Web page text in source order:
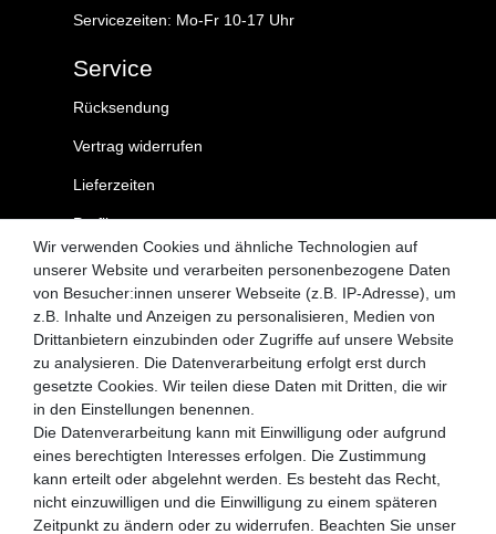
Servicezeiten: Mo-Fr 10-17 Uhr
Service
Rücksendung
Vertrag widerrufen
Lieferzeiten
Profil
Kontakt
MySchirm.de
AGB
Datenschutzerklärung
Widerrufsrecht
Zahlungsarten
Versandkosten
Wir verwenden Cookies und ähnliche Technologien auf
unserer Website und verarbeiten personenbezogene Daten
von Besucher:innen unserer Webseite (z.B. IP-Adresse), um
z.B. Inhalte und Anzeigen zu personalisieren, Medien von
Drittanbietern einzubinden oder Zugriffe auf unsere Website
zu analysieren. Die Datenverarbeitung erfolgt erst durch
gesetzte Cookies. Wir teilen diese Daten mit Dritten, die wir
in den Einstellungen benennen.
Die Datenverarbeitung kann mit Einwilligung oder aufgrund
eines berechtigten Interesses erfolgen. Die Zustimmung
kann erteilt oder abgelehnt werden. Es besteht das Recht,
nicht einzuwilligen und die Einwilligung zu einem späteren
Zeitpunkt zu ändern oder zu widerrufen. Beachten Sie unser